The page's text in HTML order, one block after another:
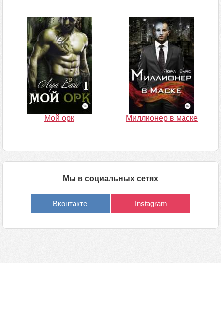
Мой орк Миллионер в маске
Мы в социальных сетях
Вконтакте Instagram